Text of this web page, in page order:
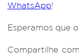
WhatsApp!
Esperamos que
Compartilhe